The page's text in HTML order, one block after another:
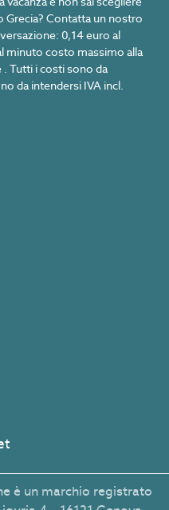
Grecia? Contatta un nostro
0,14 euro al
minuto costo massimo alla
Tutti i costi sono da
da intendersi IVA incl.
è un marchio registrato